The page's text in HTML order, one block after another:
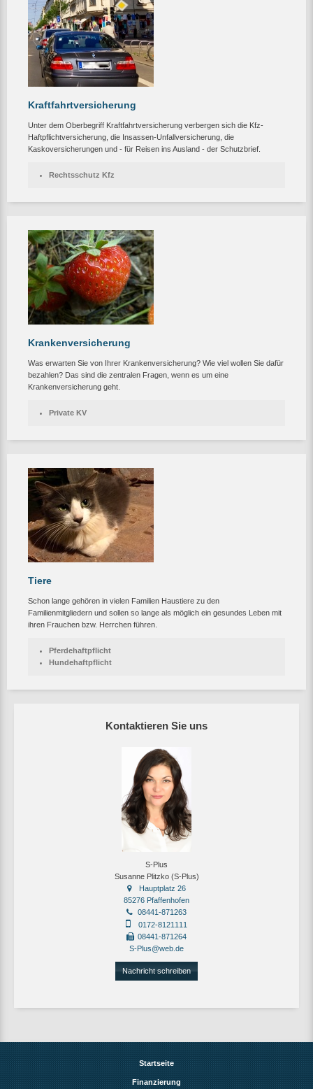
Kontaktieren Sie uns
S-Plus
Susanne Plitzko (S-Plus)
Hauptplatz 26
85276 Pfaffenhofen
08441-871263
0172-8121111
08441-871264
S-Plus@web.de
Nachricht schreiben
Kraftfahrtversicherung
Unter dem Oberbegriff Kraftfahrtversicherung verbergen sich die Kfz-
Haftpflichtversicherung, die Insassen-Unfallversicherung, die
Kaskoversicherungen und - für Reisen ins Ausland - der Schutzbrief.
Rechtsschutz Kfz
Krankenversicherung
Was erwarten Sie von Ihrer Krankenversicherung? Wie viel wollen Sie dafür
bezahlen? Das sind die zentralen Fragen, wenn es um eine
Krankenversicherung geht.
Private KV
Tiere
Schon lange gehören in vielen Familien Haustiere zu den
Familienmitgliedern und sollen so lange als möglich ein gesundes Leben mit
ihren Frauchen bzw. Herrchen führen.
Pferdehaftpflicht
Hundehaftpflicht
Startseite
Finanzierung